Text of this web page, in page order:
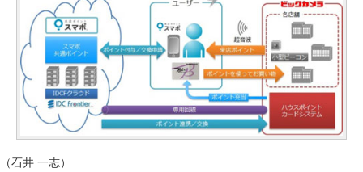
（石井 一志）